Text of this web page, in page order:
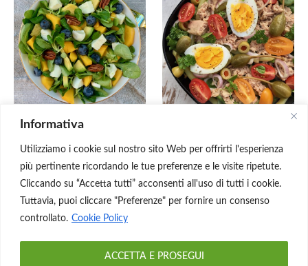
Informativa
Utilizziamo i cookie sul nostro sito Web per offrirti l'esperienza
più pertinente ricordando le tue preferenze e le visite ripetute.
Cliccando su “Accetta tutti” acconsenti all'uso di tutti i cookie.
Tuttavia, puoi cliccare "Preferenze" per fornire un consenso
controllato. Cookie Policy
ACCETTA E PROSEGUI
Insalata con mango,